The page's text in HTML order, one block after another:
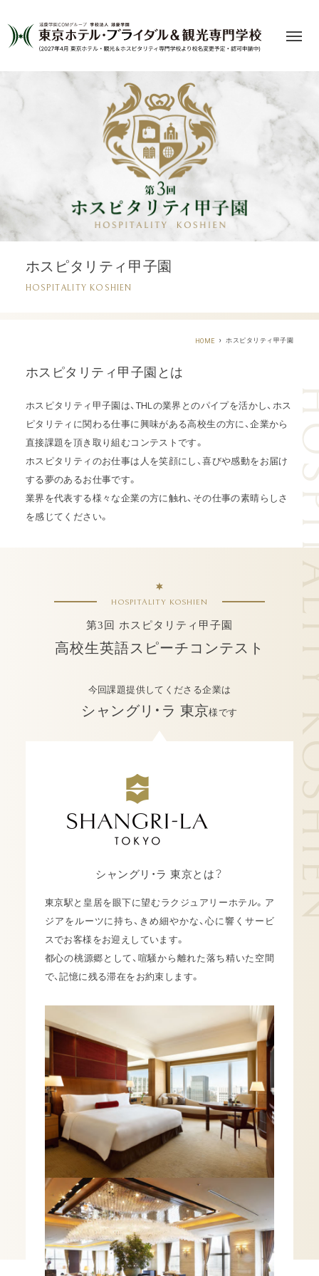
ホスピタリティ甲子園
HOSPITALITY KOSHIEN
HOME ホスピタリティ甲子園
ホスピタリティ甲子園とは
ホスピタリティ甲子園は、THLの業界とのパイプを活かし、 ホス
ピタリティに関わる仕事に興味がある高校生の方に、企業から
直接課題を頂き取り組むコンテストです。
ホスピタリティのお仕事は人を笑顔にし、喜びや感動をお届け
する夢のあるお仕事です。
業界を代表する様々な企業の方に触れ、その仕事の素晴らしさ
を感じてください。
HOSPITALITY KOSHIEN
第3回 ホスピタリティ甲子園
高校生英語スピーチコンテスト
今回課題提供してくださる企業は
シャングリ・ラ 東京様です
シャングリ・ラ 東京とは？
東京駅と皇居を眼下に望むラクジュアリーホテル。ア
ジアをルーツに持ち、きめ細やかな、心に響くサービ
スでお客様をお迎えしています。
都心の桃源郷として、喧騒から離れた落ち精いた空間
で、記憶に残る滞在をお約束します。